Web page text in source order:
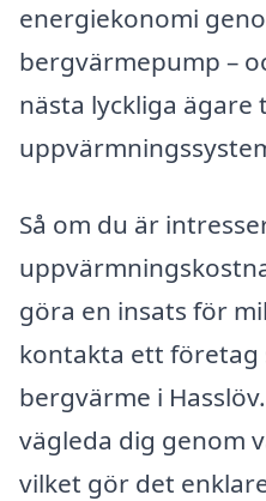
energiekonomi
bergvärmepump –
nästa lyckliga
Så om du är
göra en insats för
kontakta ett företag
bergvärme i
vägleda dig genom
vilket gör det